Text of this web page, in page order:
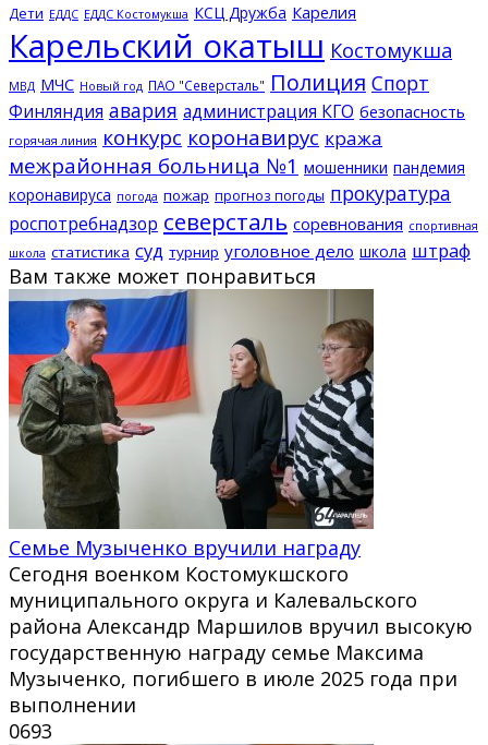
Дети ЕДДС ЕДДС Костомукша КСЦ Дружба Карелия
Карельский окатыш Костомукша
МВД МЧС Новый год ПАО "Северсталь" Полиция Спорт
Финляндия авария администрация КГО безопасность
горячая линия конкурс коронавирус кража
межрайонная больница №1 мошенники пандемия
коронавируса погода пожар прогноз погоды прокуратура
роспотребнадзор северсталь соревнования спортивная
школа статистика суд турнир уголовное дело школа штраф
Вам также может понравиться
Семье Музыченко вручили награду
Сегодня военком Костомукшского
муниципального округа и Калевальского
района Александр Маршилов вручил высокую
государственную награду семье Максима
Музыченко, погибшего в июле 2025 года при
выполнении
0693